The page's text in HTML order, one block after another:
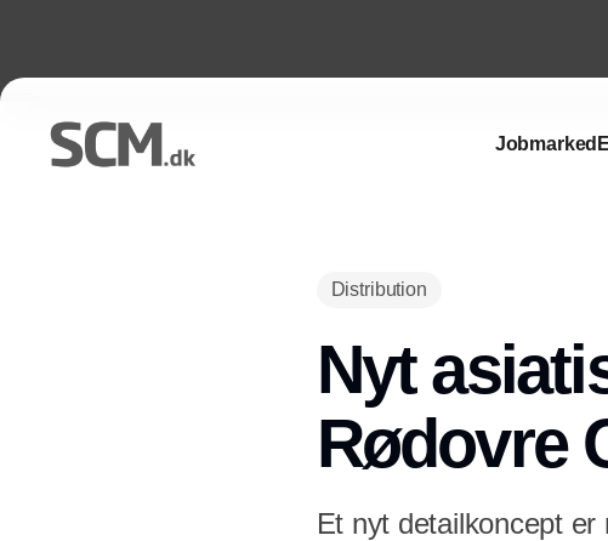
Jobmarked
Distribution
Nyt
Rødovre
Et nyt detailkoncept